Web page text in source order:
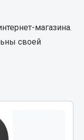
магазина.
своей